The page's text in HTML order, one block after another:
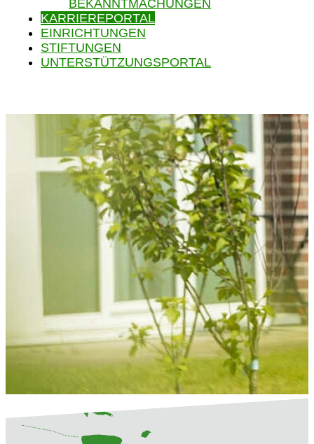
BEKANNTMACHUNGEN
KARRIEREPORTAL
EINRICHTUNGEN
STIFTUNGEN
UNTERSTÜTZUNGSPORTAL